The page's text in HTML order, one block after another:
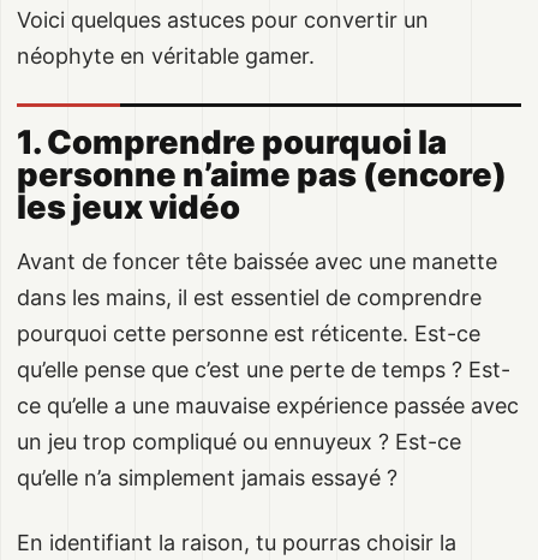
Voici quelques astuces pour convertir un
néophyte en véritable gamer.
1. Comprendre pourquoi la
personne n’aime pas (encore)
les jeux vidéo
Avant de foncer tête baissée avec une manette
dans les mains, il est essentiel de comprendre
pourquoi cette personne est réticente. Est-ce
qu’elle pense que c’est une perte de temps ? Est-
ce qu’elle a une mauvaise expérience passée avec
un jeu trop compliqué ou ennuyeux ? Est-ce
qu’elle n’a simplement jamais essayé ?
En identifiant la raison, tu pourras choisir la